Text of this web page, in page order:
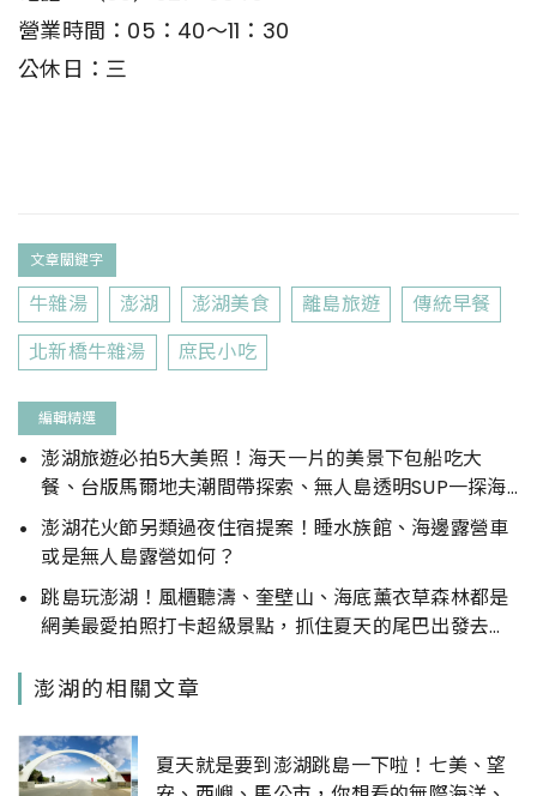
營業時間：05：40～11：30
公休日：三
文章關鍵字
牛雜湯 澎湖 澎湖美食 離島旅遊
傳統早餐
北新橋牛雜湯
庶民小吃
編輯精選
澎湖旅遊必拍5大美照！海天一片的美景下包船吃大
餐、台版馬爾地夫潮間帶探索、無人島透明SUP一探海
底世界，澎湖這樣玩超好玩
澎湖花火節另類過夜住宿提案！睡水族館、海邊露營車
或是無人島露營如何？
跳島玩澎湖！風櫃聽濤、奎壁山、海底薰衣草森林都是
網美最愛拍照打卡超級景點，抓住夏天的尾巴出發去澎
澎湖的相關文章
夏天就是要到澎湖跳島一下啦！七美、望